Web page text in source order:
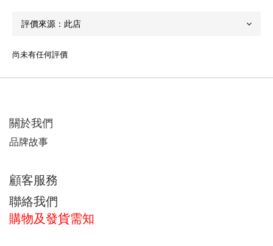
尚未有任何評價
關於我們
品牌故事
顧客服務
聯絡我們
購物及發貨需知